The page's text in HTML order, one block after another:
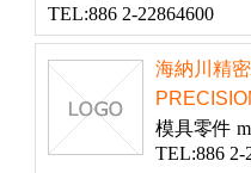
TEL:886 2-22864600
海納川精
模具零件
TEL:886 2-